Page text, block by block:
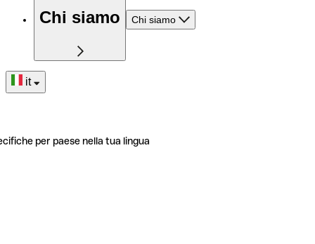
Chi siamo Chi siamo
it
per paese nella tua lingua